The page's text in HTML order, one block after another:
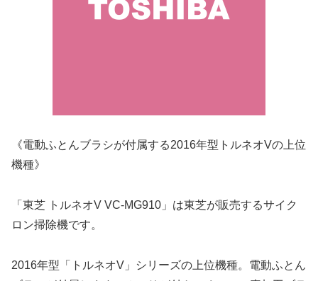
《電動ふとんブラシが付属する2016年型トルネオVの上位
機種》
「東芝 トルネオV VC-MG910」は東芝が販売するサイク
ロン掃除機です。
2016年型「トルネオV」シリーズの上位機種。電動ふとん